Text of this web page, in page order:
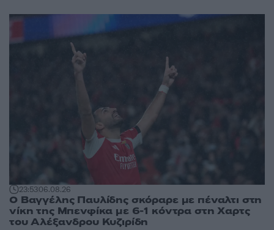
23:5306.08.26
Ο Βαγγέλης Παυλίδης σκόραρε με πέναλτι στη
νίκη της Μπενφίκα με 6-1 κόντρα στη Χαρτς
του Αλέξανδρου Κυζιρίδη